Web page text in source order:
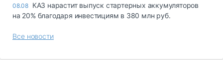
08.08 КАЗ нарастит выпуск стартерных аккумуляторов
на 20% благодаря инвестициям в 380 млн руб.
Все новости